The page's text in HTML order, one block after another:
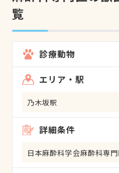
覧
診療動物
エリア・駅
乃木坂駅
詳細条件
日本麻酔科学会麻酔科専